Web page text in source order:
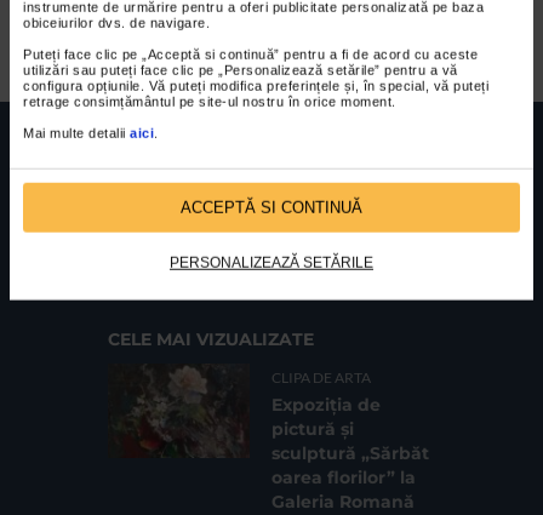
instrumente de urmărire pentru a oferi publicitate personalizată pe baza
obiceiurilor dvs. de navigare.
Puteți face clic pe „Acceptă si continuă” pentru a fi de acord cu aceste
utilizări sau puteți face clic pe „Personalizează setările” pentru a vă
configura opțiunile. Vă puteți modifica preferințele și, în special, vă puteți
retrage consimțământul pe site-ul nostru în orice moment.
Mai multe detalii aici
ACCEPTĂ SI CONTINUĂ
PERSONALIZEAZĂ SETĂRILE
Expozitia Paradisul terestru
Sc. 4, Ap. 197, Sector 2
CELE MAI VIZUALIZATE
CLIPA DE ARTA
Expoziția de
pictură și
sculptură „Sărbăt
oarea florilor” la
Galeria Romană